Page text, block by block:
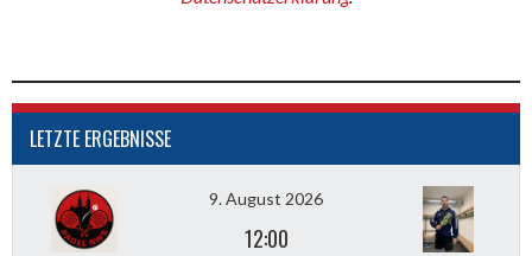
LETZTE ERGEBNISSE
9. August 2026
12:00